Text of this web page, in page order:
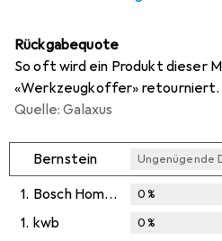
Rückgabequote
So oft wird ein Produkt dieser
«Werkzeugkoffer» retourniert.
Quelle: Galaxus
Bernstein Ungenügende
1. Bosch Home & Garden 0%
1. kwb 0%